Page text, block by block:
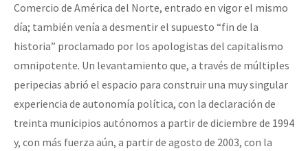
Comercio de América del Norte, entrado en vigor el mismo
día; también venía a desmentir el supuesto “fin de la
historia” proclamado por los apologistas del capitalismo
omnipotente. Un levantamiento que, a través de múltiples
peripecias abrió el espacio para construir una muy singular
experiencia de autonomía política, con la declaración de
treinta municipios autónomos a partir de diciembre de 1994
y, con más fuerza aún, a partir de agosto de 2003, con la